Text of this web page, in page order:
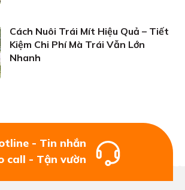
Cách Nuôi Trái Mít Hiệu Quả – Tiết
Kiệm Chi Phí Mà Trái Vẫn Lớn
Nhanh
- Tin nhắn
call - Tận vườn